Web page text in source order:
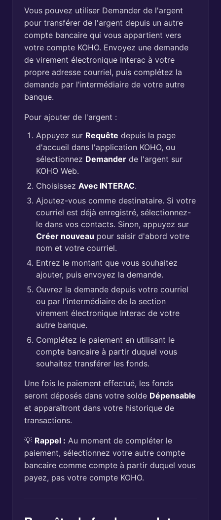
Vous pouvez utiliser Demander de l'argent
pour transférer de l'argent depuis un autre
compte bancaire qui vous appartient vers
votre compte KOHO. Envoyez une demande
de virement électronique Interac à votre
propre adresse courriel, puis complétez la
demande par l'intermédiaire de votre autre
banque.
Pour ajouter de l'argent :
Appuyez sur Requête depuis la page
d'accueil dans l'application KOHO, ou
sélectionnez Demander de l'argent sur
KOHO Web.
Choisissez Avec INTERAC.
Ajoutez-vous comme destinataire. Si votre
courriel est déjà enregistré, sélectionnez-
le dans vos contacts. Sinon, appuyez sur
Créer nouveau pour saisir d'abord votre
nom et votre courriel.
Entrez le montant que vous souhaitez
ajouter, puis envoyez la demande.
Ouvrez la demande depuis votre courriel
ou par l'intermédiaire de la section
virement électronique Interac de votre
autre banque.
Complétez le paiement en utilisant le
compte bancaire à partir duquel vous
souhaitez transférer les fonds.
Une fois le paiement effectué, les fonds
seront déposés dans votre solde Dépensable
et apparaîtront dans votre historique de
transactions.
💡 Rappel : Au moment de compléter le
paiement, sélectionnez votre autre compte
bancaire comme compte à partir duquel vous
payez, pas votre compte KOHO.